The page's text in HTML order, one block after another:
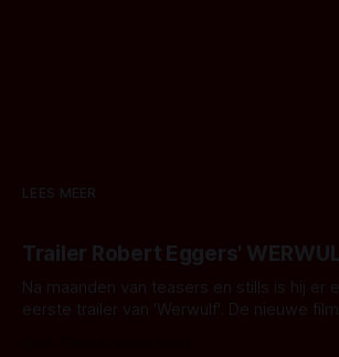
LEES MEER
Trailer Robert Eggers'
Na maanden van teasers en stills is hij er
eerste trailer van 'Werwulf'. De nieuwe